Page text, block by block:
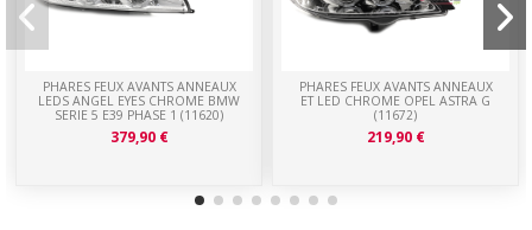
PHARES FEUX AVANTS ANNEAUX
LEDS ANGEL EYES CHROME BMW
SERIE 5 E39 PHASE 1 (11620)
379,90 €
PHARES FEUX AVANTS ANNEAUX
ET LED CHROME OPEL ASTRA G
(11672)
219,90 €